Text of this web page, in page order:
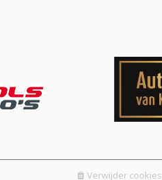
Verwijder cookies